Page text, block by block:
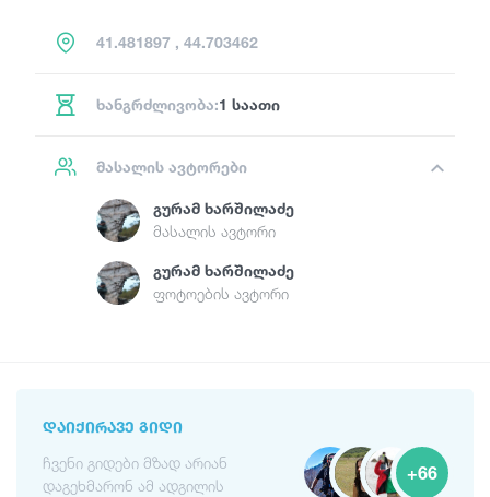
41.481897 , 44.703462
ხანგრძლივობა:1 საათი
მასალის ავტორები
Გურამ Ხარშილაძე
მასალის ავტორი
Გურამ Ხარშილაძე
ფოტოების ავტორი
ᲓᲐᲘᲥᲘᲠᲐᲕᲔ ᲒᲘᲓᲘ
ჩვენი გიდები მზად არიან
დაგეხმარონ ამ ადგილის
+66